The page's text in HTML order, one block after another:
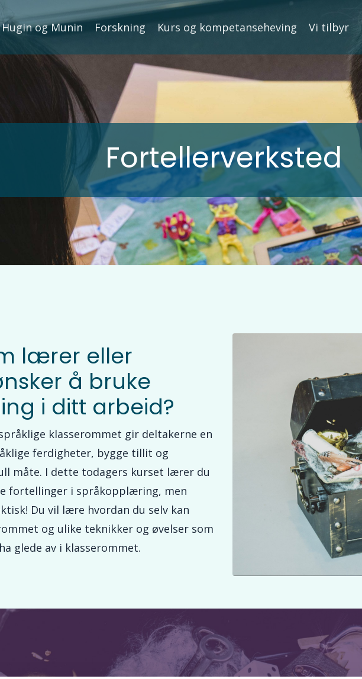
Hugin og Munin Forskning Kurs og kompetanseheving Vi tilbyr
Fortellerverksted
lærer eller
å bruke
i ditt arbeid?
klasserommet gir deltakerne en
ferdigheter, bygge tillit og
måte. I dette todagers kurset lærer du
fortellinger i språkopplæring, men
Du vil lære hvordan du selv kan
og ulike teknikker og øvelser som
glede av i klasserommet.